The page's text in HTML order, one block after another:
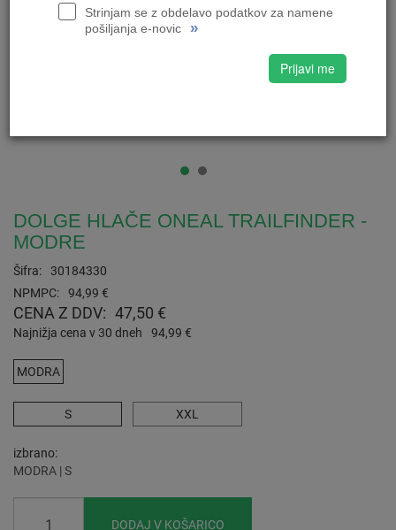
Strinjam se z obdelavo podatkov za namene
pošiljanja e-novic
»
Prijavi me
DOLGE HLAČE ONEAL TRAILFINDER -
MODRE
Šifra:
30184330
NPMPC:
94,99 €
CENA Z DDV: 47,50 €
Najnižja cena v 30 dneh 94,99 €
MODRA
S XXL
izbrano
MODRA | S
DODAJ V KOŠARICO